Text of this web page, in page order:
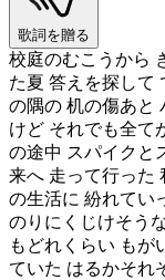
歌詞を贈る
校庭のむこうから
た夏 答えを探して
の隅の 机の傷あと
けど それでも全て
の途中 スパイクと
来へ 走って行った
の生活に 紛れてい
のりにくじけそう
もどれくらい もが
ていた はるかそれ